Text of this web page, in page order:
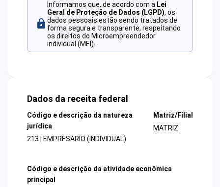
Informamos que, de acordo com a Lei
Geral de Proteção de Dados (LGPD), os
dados pessoais estão sendo tratados de
forma segura e transparente, respeitando
os direitos do Microempreendedor
individual (MEI).
Dados da receita federal
Código e descrição da natureza
jurídica
213 | EMPRESARIO (INDIVIDUAL)
Matriz/Filial
MATRIZ
Código e descrição da atividade econômica
principal